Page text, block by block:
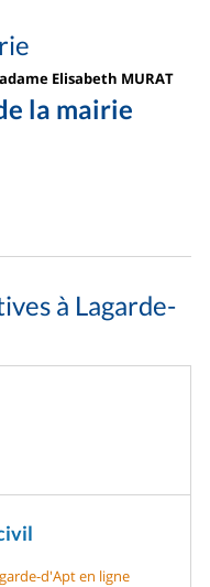
Elisabeth MURAT
la mairie
à Lagarde-
d'Apt en ligne